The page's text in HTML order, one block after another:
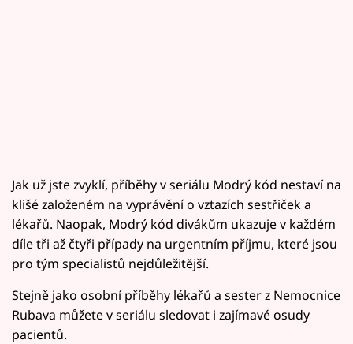
Jak už jste zvyklí, příběhy v seriálu Modrý kód nestaví na
klišé založeném na vyprávění o vztazích sestřiček a
lékařů. Naopak, Modrý kód divákům ukazuje v každém
díle tři až čtyři případy na urgentním příjmu, které jsou
pro tým specialistů nejdůležitější.
Stejně jako osobní příběhy lékařů a sester z Nemocnice
Rubava můžete v seriálu sledovat i zajímavé osudy
pacientů.